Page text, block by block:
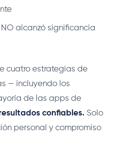
NO alcanzó significancia
cuatro estrategias de
— incluyendo los
de las apps de
confiables. Solo
personal y compromiso